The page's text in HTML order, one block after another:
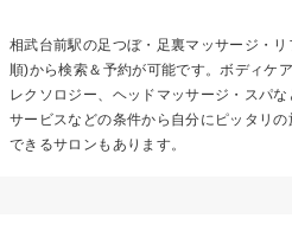
相武台前駅の足つぼ・足裏マッサージ・
順)から検索＆予約が可能です。ボディケ
レクソロジー、ヘッドマッサージ・スパ
サービスなどの条件から自分にピッタリ
できるサロンもあります。